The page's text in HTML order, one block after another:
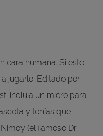
cara humana. Si esto
jugarlo. Editado por
incluía un micro para
y tenías que
(el famoso Dr